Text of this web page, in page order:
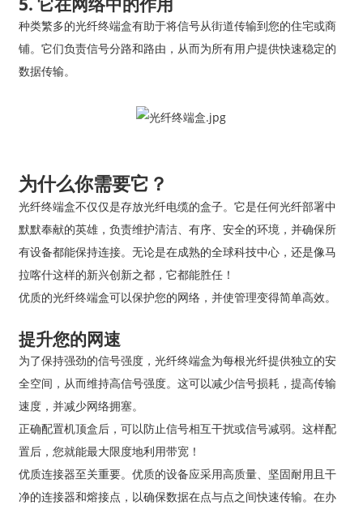
种类繁多的光纤终端盒有助于将信号从街道传输到您的住宅或商
铺。它们负责信号分路和路由，从而为所有用户提供快速稳定的
数据传输。
为什么你需要它？
光纤终端盒不仅仅是存放光纤电缆的盒子。它是任何光纤部署中
默默奉献的英雄，负责维护清洁、有序、安全的环境，并确保所
有设备都能保持连接。无论是在成熟的全球科技中心，还是像马
拉喀什这样的新兴创新之都，它都能胜任！
优质的光纤终端盒可以保护您的网络，并使管理变得简单高效。
提升您的网速
为了保持强劲的信号强度，光纤终端盒为每根光纤提供独立的安
全空间，从而维持高信号强度。这可以减少信号损耗，提高传输
速度，并减少网络拥塞。
正确配置机顶盒后，可以防止信号相互干扰或信号减弱。这样配
置后，您就能最大限度地利用带宽！
优质连接器至关重要。优质的设备应采用高质量、坚固耐用且干
净的连接器和熔接点，以确保数据在点与点之间快速传输。在办